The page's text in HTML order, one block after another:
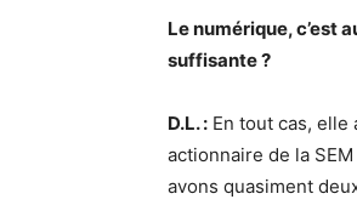
Le numérique, c’est
suffisante ?
D.L. : En tout cas, elle
actionnaire de la
avons quasiment